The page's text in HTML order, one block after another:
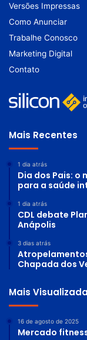
Versões Impressas
Como Anunciar
Trabalhe Conosco
Marketing Digital
Contato
Mais Recentes
1 dia atrás
Dia dos Pais: o
para a saúde
1 dia atrás
CDL debate
Anápolis
3 dias atrás
Chapada dos
Mais
16 de agosto de 2025
Mercado